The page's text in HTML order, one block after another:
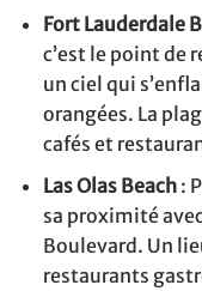
Fort Lauderdale
c’est le point de
un ciel qui
orangées. La
cafés et
Las Olas Beach:
sa proximité
Boulevard. Un
restaurants